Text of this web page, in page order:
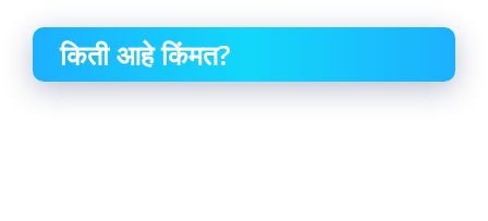
किती आहे किंमत?